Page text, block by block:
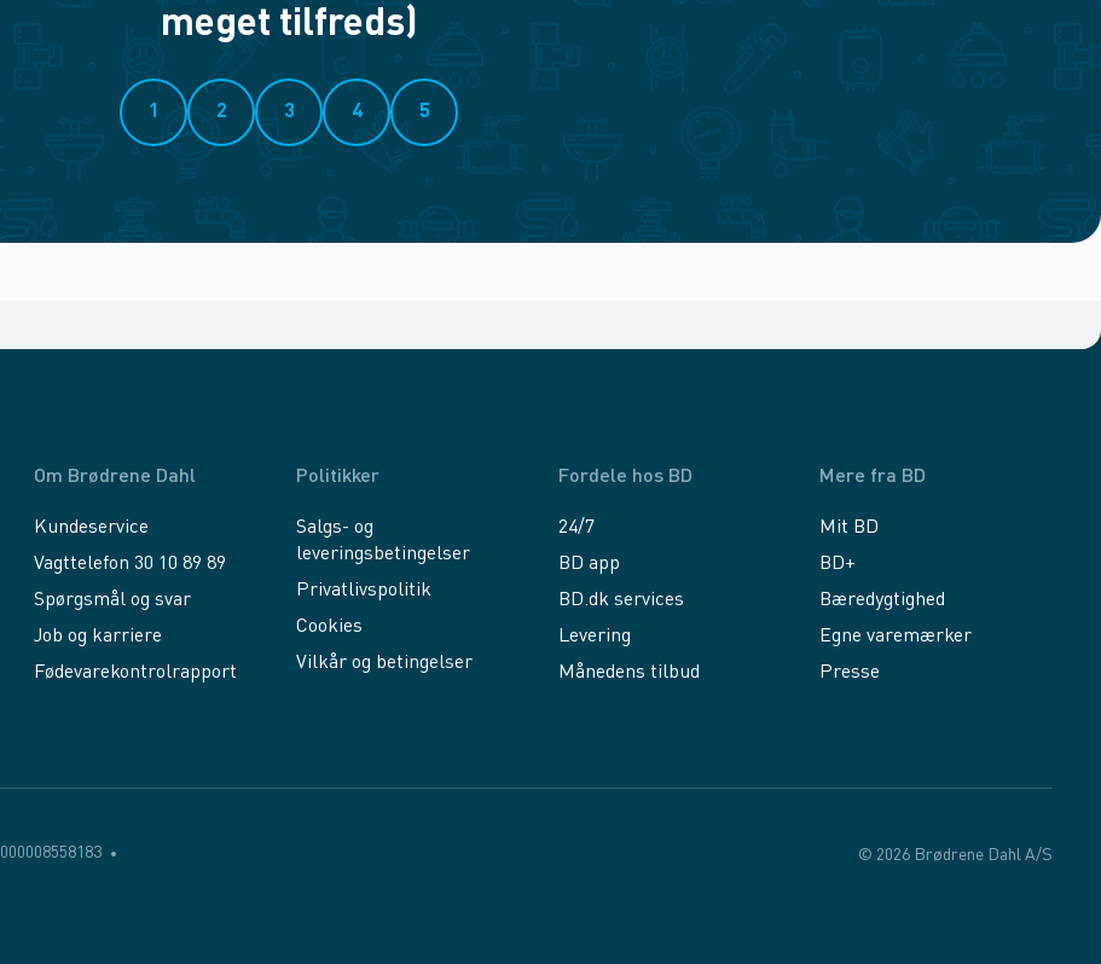
meget tilfreds)
1 2 3 4 5
Om Brødrene Dahl
Kundeservice
Vagttelefon 30 10 89 89
Spørgsmål og svar
Job og karriere
Fødevarekontrolrapport
Politikker
Salgs- og
leveringsbetingelser
Privatlivspolitik
Cookies
Vilkår og betingelser
Fordele hos BD
24/7
BD app
BD.dk services
Levering
Månedens tilbud
Mere fra BD
Mit BD
BD+
Bæredygtighed
Egne varemærker
Presse
© 2026 Brødrene Dahl A/S